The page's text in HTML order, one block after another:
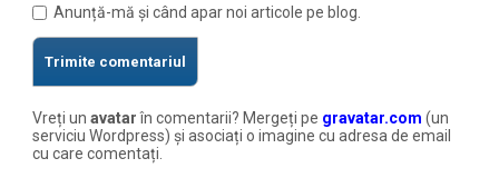
Anunță-mă și când apar noi articole pe blog.
Vreți unavatarîn comentarii? Mergeți pe gravatar.com (un
serviciu Wordpress) și asociați o imagine cu adresa de email
cu care comentați.